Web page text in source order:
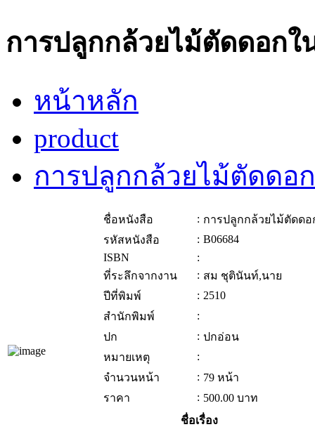
การปลูกกล้วยไม้ตัดดอกใ
หน้าหลัก
product
การปลูกกล้วยไม้ตัดดอ
ชื่อหนังสือ : การปลูกกล้วยไม้ตัดดอ
รหัสหนังสือ
: B06684
ISBN
:
ที่ระลึกจากงาน
: สม ชุตินันท์,นาย
ปีที่พิมพ์
: 2510
สำนักพิมพ์
:
ปก
: ปกอ่อน
หมายเหตุ
:
จำนวนหน้า
: 79 หน้า
ราคา
: 500.00 บาท
ชื่อเรื่อง